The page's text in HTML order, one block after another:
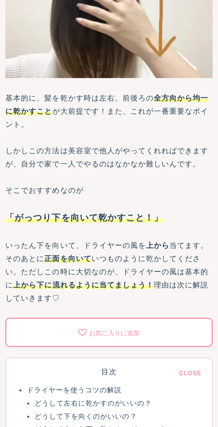
基本的に、髪を乾かす時は左右、前後ろの全方向から均一
に乾かすことが大前提です！また、これが一番重要なポイ
ント。
しかしこの方法は美容室で他人がやってくれればできます
が、自分で家で一人でやるのはなかなか難しいんです。
そこでおすすめなのが
「がっつり下を向いて乾かすこと！」
いったん下を向いて、ドライヤーの風を 上から当てます。
そのあとに正面を向いていつものように乾かしてくださ
い。ただしこの時に大切なのが、ドライヤーの風は基本的
に上から下に流れるように当てましょう！理由は次に解説
していきます♡
お気に入りに追加
目次
ドライヤーを使うコツの解説
どうして左右に乾かすのがいいの？
どうして下を向くのがいいの？